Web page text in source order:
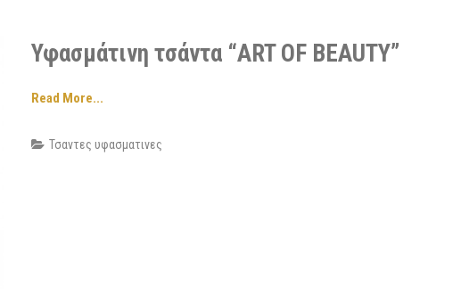
Υφασμάτινη τσάντα “ART OF BEAUTY”
Read More...
Τσαντες υφασματινες